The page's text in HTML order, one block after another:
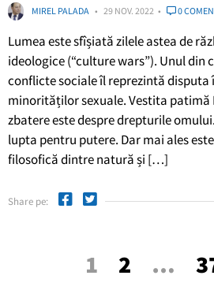
MIREL PALADA 29 NOV. 2022 0
Lumea este sfîșiată zilele astea de
ideologice (“culture wars”). Unul din
conflicte sociale îl reprezintă
minorităților sexuale. Vestita patimă
zbatere este despre drepturile
lupta pentru putere. Dar mai ales
filosofică dintre natură și […]
Share pe:
1 2 …